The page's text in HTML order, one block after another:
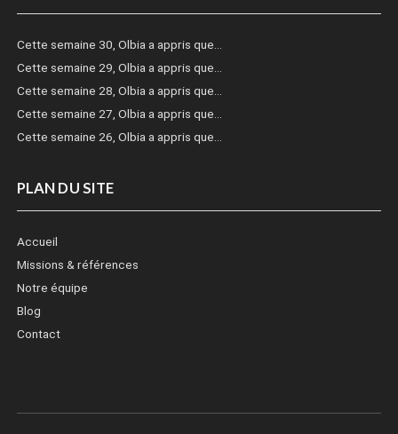
Cette semaine 30, Olbia a appris que…
Cette semaine 29, Olbia a appris que…
Cette semaine 28, Olbia a appris que…
Cette semaine 27, Olbia a appris que…
Cette semaine 26, Olbia a appris que…
PLAN DU SITE
Accueil
Missions & références
Notre équipe
Blog
Contact